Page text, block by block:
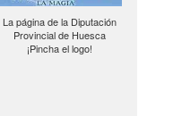
La página de la Diputación
Provincial de Huesca
¡Pincha el logo!